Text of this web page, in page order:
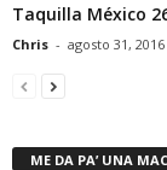
Taquilla México
Chris - agosto 31, 2016
ME DA PA’ UNA